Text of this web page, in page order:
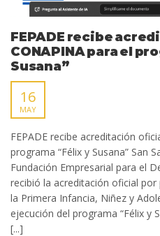
FEPADE recibe
CONAPINA para el
Susana”
16
MAY
FEPADE recibe acreditación
programa “Félix y Susana” San
Fundación Empresarial para el
recibió la acreditación oficial
la Primera Infancia, Niñez y
ejecución del programa “Félix y
[...]